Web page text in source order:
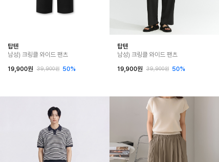
탑텐
남성) 크링클 와이드 팬츠
19,900원
39,900원 50%
탑텐
남성) 크링클 와이드 팬츠
19,900원
39,900원 50%